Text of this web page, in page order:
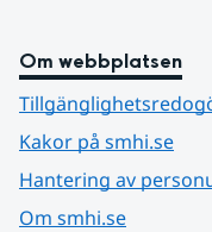
Om webbplatsen
Kakor på smhi.se
Hantering av
Om smhi.se